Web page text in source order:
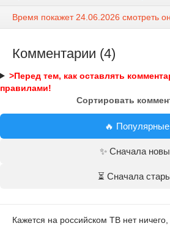
Время покажет 24.06.2026 смотреть
Комментарии (4)
>Перед тем, как оставлять
правилами!
Сортировать
🔥 Популярные
✨ Сначала
⏳ Сначала
Кажется на российском ТВ нет